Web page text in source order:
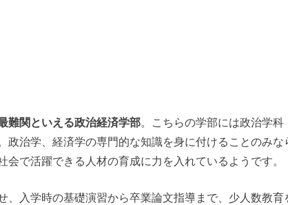
難関といえる政治経済学部。こちらの学部には政治学科
治学、経済学の専門的な知識を身に付けることのみな
で活躍できる人材の育成に力を入れているようです。
、入学時の基礎演習から卒業論文指導まで、少人数教育